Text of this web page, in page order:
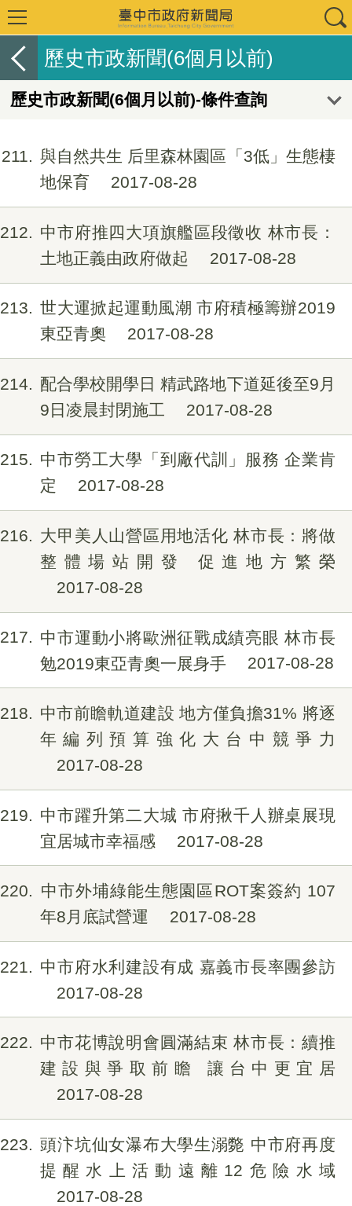
歷史市政新聞(6個月以前)
歷史市政新聞(6個月以前)-條件查詢
211
與自然共生 后里森林園區「3低」生態棲
地保育
2017-08-28
212
中市府推四大項旗艦區段徵收 林市長：
土地正義由政府做起
2017-08-28
213
世大運掀起運動風潮 市府積極籌辦2019
東亞青奧
2017-08-28
214
配合學校開學日 精武路地下道延後至9月
9日凌晨封閉施工
2017-08-28
215
中市勞工大學「到廠代訓」服務 企業肯
定
2017-08-28
216
大甲美人山營區用地活化 林市長：將做
整體場站開發 促進地方繁榮
2017-08-28
217
中市運動小將歐洲征戰成績亮眼 林市長
勉2019東亞青奧一展身手
2017-08-28
218
中市前瞻軌道建設 地方僅負擔31% 將逐
年編列預算強化大台中競爭力
2017-08-28
219
中市躍升第二大城 市府揪千人辦桌展現
宜居城市幸福感
2017-08-28
220
中市外埔綠能生態園區ROT案簽約 107
年8月底試營運
2017-08-28
221
中市府水利建設有成 嘉義市長率團參訪
2017-08-28
222
中市花博說明會圓滿結束 林市長：續推
建設與爭取前瞻 讓台中更宜居
2017-08-28
223
頭汴坑仙女瀑布大學生溺斃 中市府再度
提醒水上活動遠離12危險水域
2017-08-28